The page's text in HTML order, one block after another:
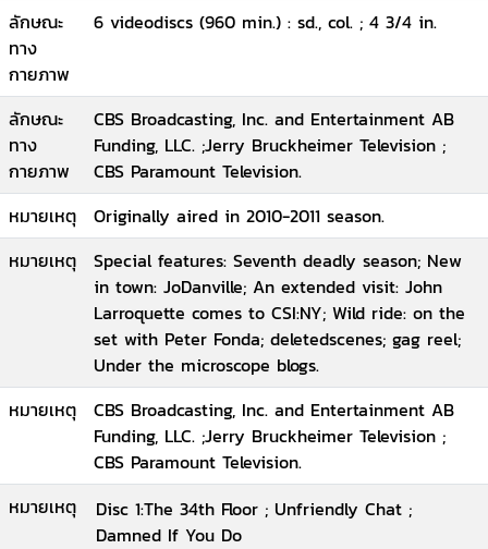
ลักษณะ
ทาง
กายภาพ
6 videodiscs (960 min.) : sd., col. ; 4 3/4 in.
ลักษณะ
ทาง
กายภาพ
CBS Broadcasting, Inc. and Entertainment AB
Funding, LLC. ;Jerry Bruckheimer Television ;
CBS Paramount Television.
หมายเหตุ
Originally aired in 2010-2011 season.
หมายเหตุ
Special features: Seventh deadly season; New
in town: JoDanville; An extended visit: John
Larroquette comes to CSI:NY; Wild ride: on the
set with Peter Fonda; deletedscenes; gag reel;
Under the microscope blogs.
หมายเหตุ
CBS Broadcasting, Inc. and Entertainment AB
Funding, LLC. ;Jerry Bruckheimer Television ;
CBS Paramount Television.
หมายเหตุ
Disc 1:The 34th Floor ; Unfriendly Chat ;
Damned If You Do